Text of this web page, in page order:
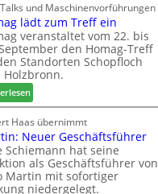
e
n
a
u
s
f
ü
r
W
e
m
h
ö
n
e
r
c
h
e
n
s
t
a
u
r
a
u
m
-
und Maschinenvorführungen
lädt zum Treff ein
veranstaltet vom 22. bis
den Homag-Treff
Standorten Schopfloch
Holzbronn.
:
H
o
m
a
g
l
Haas übernimmt
Neuer Geschäftsführer
Schiemann hat seine
als Geschäftsführer von
Martin mit sofortiger
niedergelegt.